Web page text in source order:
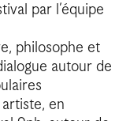
par l’équipe
philosophe et
autour de
en